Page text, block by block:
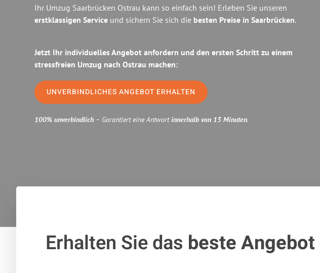
Ihr Umzug Saarbrücken Ostrau kann so einfach sein! Erleben Sie unseren
erstklassigen Service und sichern Sie sich die besten Preise in Saarbrücken.
Jetzt Ihr individuelles Angebot anfordern und den ersten Schritt zu einem
stressfreien Umzug nach Ostrau machen:
UNVERBINDLICHES ANGEBOT ERHALTEN
100% unverbindlich – Garantiert eine Antwortinnerhalb von 15 Minuten.
Erhalten Sie das beste Angebot